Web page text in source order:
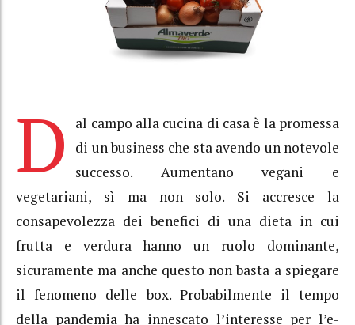
D
al campo alla cucina di casa è la promessa
di un business che sta avendo un notevole
successo. Aumentano vegani e
vegetariani, sì ma non solo. Si accresce la
consapevolezza dei benefici di una dieta in cui
frutta e verdura hanno un ruolo dominante,
sicuramente ma anche questo non basta a spiegare
il fenomeno delle box. Probabilmente il tempo
della pandemia ha innescato l’interesse per l’e-